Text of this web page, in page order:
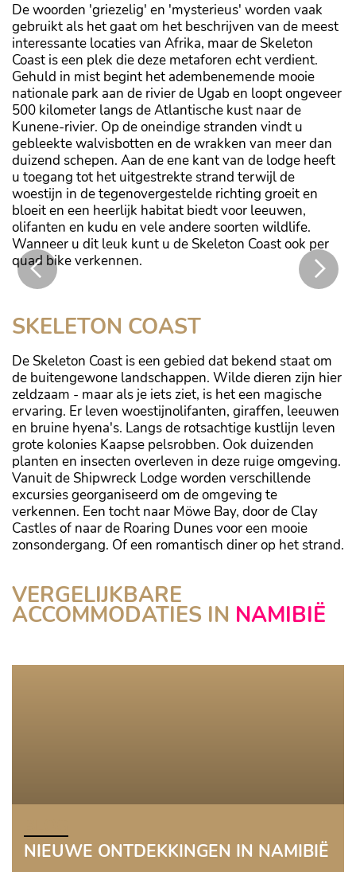
De woorden 'griezelig' en 'mysterieus' worden vaak
gebruikt als het gaat om het beschrijven van de meest
interessante locaties van Afrika, maar de Skeleton
Coast is een plek die deze metaforen echt verdient.
Gehuld in mist begint het adembenemende mooie
nationale park aan de rivier de Ugab en loopt ongeveer
500 kilometer langs de Atlantische kust naar de
Kunene-rivier. Op de oneindige stranden vindt u
gebleekte walvisbotten en de wrakken van meer dan
duizend schepen. Aan de ene kant van de lodge heeft
u toegang tot het uitgestrekte strand terwijl de
woestijn in de tegenovergestelde richting groeit en
bloeit en een heerlijk habitat biedt voor leeuwen,
olifanten en kudu en vele andere soorten wildlife.
Wanneer u dit leuk kunt u de Skeleton Coast ook per
quad bike verkennen.
Kaapse Pelsrobben
SKELETON COAST
De Skeleton Coast is een gebied dat bekend staat om
de buitengewone landschappen. Wilde dieren zijn hier
zeldzaam - maar als je iets ziet, is het een magische
ervaring. Er leven woestijnolifanten, giraffen, leeuwen
en bruine hyena's. Langs de rotsachtige kustlijn leven
grote kolonies Kaapse pelsrobben. Ook duizenden
planten en insecten overleven in deze ruige omgeving.
Vanuit de Shipwreck Lodge worden verschillende
excursies georganiseerd om de omgeving te
verkennen. Een tocht naar Möwe Bay, door de Clay
Castles of naar de Roaring Dunes voor een mooie
zonsondergang. Of een romantisch diner op het strand.
VERGELIJKBARE
ACCOMMODATIES IN NAMIBIË
HOANIB SKELETON COAST
Skeleton Coast
HOANIB VALLEY CAMP
NIEUWE ONTDEKKINGEN IN NAMIBIË